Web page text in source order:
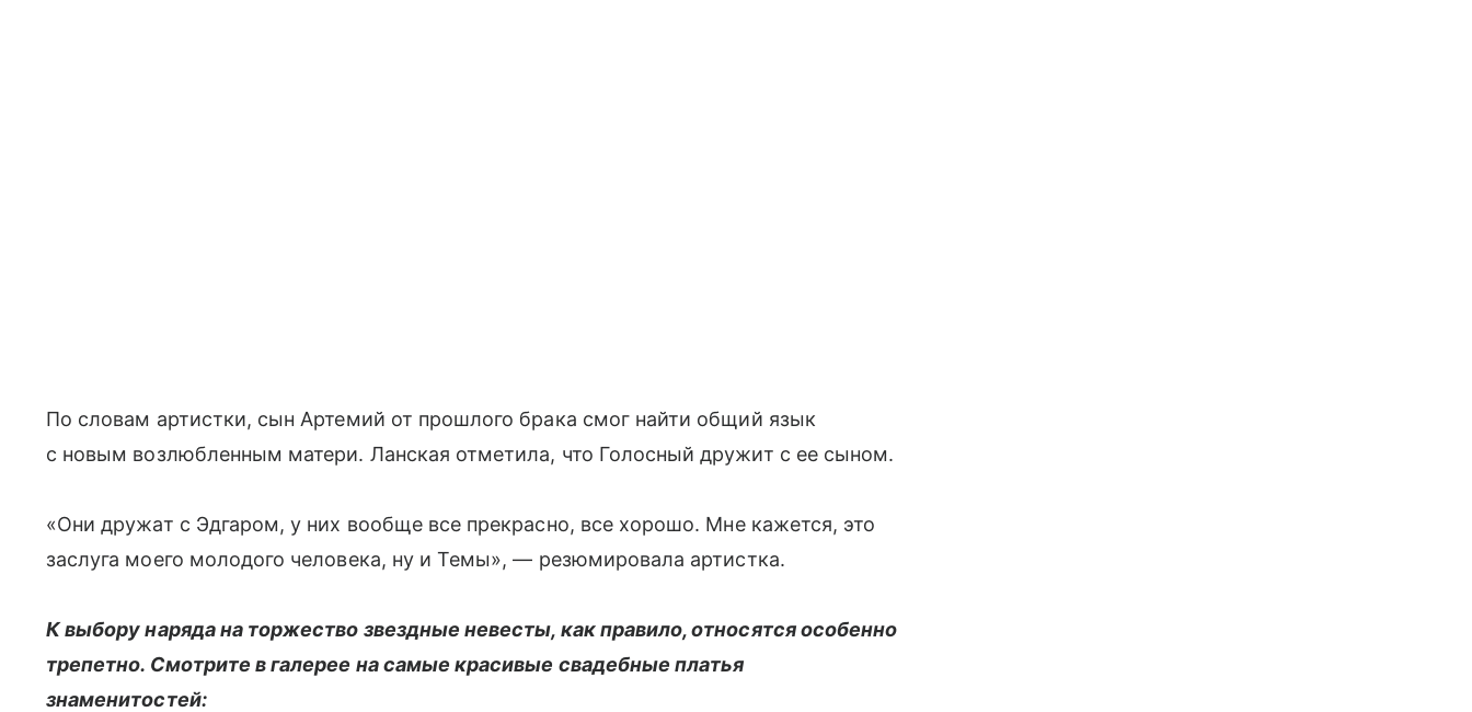
По словам артистки, сын Артемий от прошлого брака смог найти общий язык
с новым возлюбленным матери. Ланская отметила, что Голосный дружит с ее сыном.
«Они дружат с Эдгаром, у них вообще все прекрасно, все хорошо. Мне кажется, это
заслуга моего молодого человека, ну и Темы», — резюмировала артистка.
К выбору наряда на торжество звездные невесты, как правило, относятся особенно
трепетно. Смотрите в галерее на самые красивые свадебные платья
знаменитостей: